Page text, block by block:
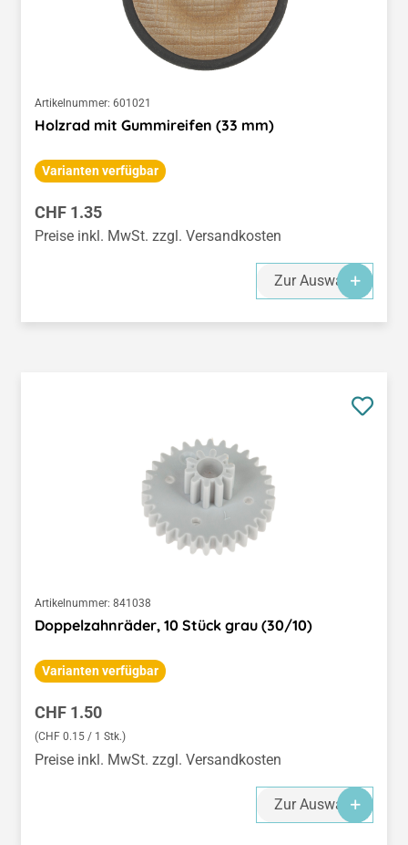
Artikelnummer: 601021
Holzrad mit Gummireifen (33 mm)
Varianten verfügbar
Regulärer Preis:
CHF 1.35
Preise inkl. MwSt. zzgl. Versandkosten
Zur Auswahl
Artikelnummer: 841038
Doppelzahnräder, 10 Stück grau (30/10)
Varianten verfügbar
Regulärer Preis:
CHF 1.50
(CHF 0.15 / 1 Stk.)
Preise inkl. MwSt. zzgl. Versandkosten
Zur Auswahl